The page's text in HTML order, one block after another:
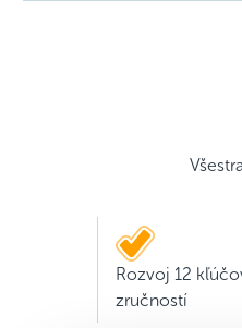
Rozvoj 12
zručností